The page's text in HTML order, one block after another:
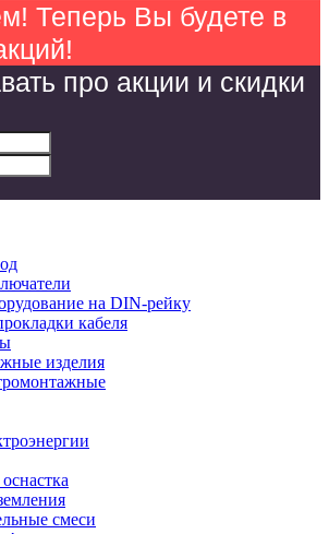
Теперь Вы будете в
про акции и скидки
на DIN-рейку
кабеля
изделия
смеси